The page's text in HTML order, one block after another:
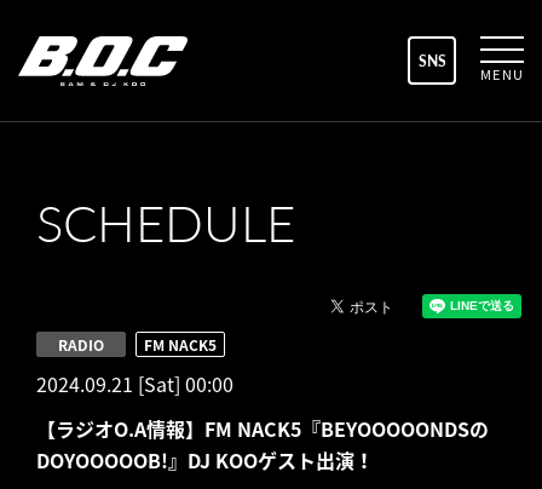
SNS
MENU
SCHEDULE
2024.09.21 [Sat] 00:00
RADIO FM NACK5
【ラジオO.A情報】FM NACK5『BEYOOOOONDSの
DOYOOOOOB!』DJ KOOゲスト出演！